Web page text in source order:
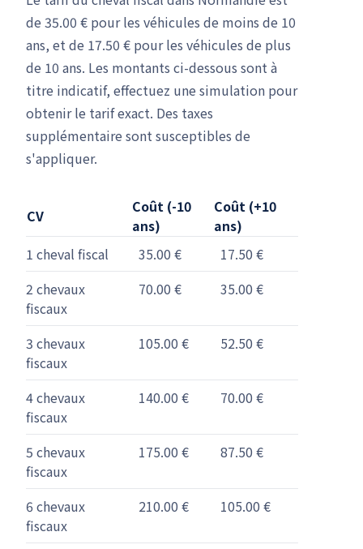
de 35.00 € pour les véhicules de moins de 10
ans, et de 17.50 € pour les véhicules de plus
de 10 ans. Les montants ci-dessous sont à
titre indicatif, effectuez une simulation pour
obtenir le tarif exact. Des taxes
supplémentaire sont susceptibles de
s'appliquer.
CV
Coût (-10
ans)
Coût (+10
ans)
1 cheval fiscal
35.00 €
17.50 €
2 chevaux
fiscaux
70.00 € 35.00 €
3 chevaux
fiscaux
105.00 € 52.50 €
4 chevaux
fiscaux
140.00 € 70.00 €
5 chevaux
fiscaux
175.00 € 87.50 €
6 chevaux
fiscaux
210.00 € 105.00 €